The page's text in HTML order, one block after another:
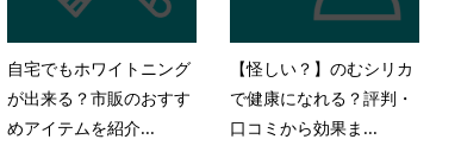
自宅でもホワイトニング
が出来る？市販のおすす
めアイテムを紹介...
【怪しい？】のむシリカ
で健康になれる？評判・
口コミから効果ま...